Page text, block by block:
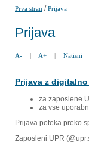
Prva stran /Prijava
Prijava
A- | A+ | Natisni
Prijava z
za zaposlene
za vse
Prijava poteka preko
Zaposleni UPR